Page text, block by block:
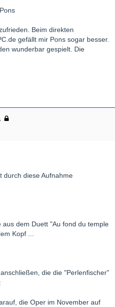
Beim direkten
gefällt mir Pons sogar besser.
wunderbar gespielt. Die
durch diese Aufnahme
dem Duett "Au fond du temple
Kopf ...
die die "Perlenfischer"
die Oper im November auf